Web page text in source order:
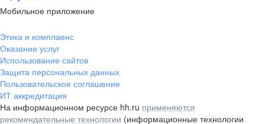
Мобильное приложение
Этика и комплаенс
Оказание услуг
Использование сайтов
Защита персональных данных
Пользовательское соглашение
ИТ аккредитация
На информационном ресурсе hh.ru применяются
рекомендательные технологии (информационные технологии